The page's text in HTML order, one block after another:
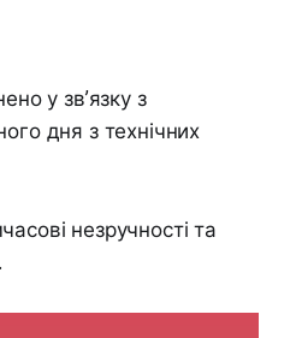
у зв’язку з
дня з технічних
незручності та